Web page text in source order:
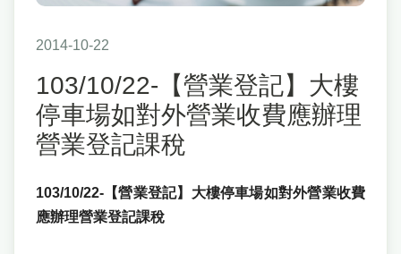
2014-10-22
103/10/22-【營業登記】大樓
停車場如對外營業收費應辦理
營業登記課稅
103/10/22-【營業登記】大樓停車場如對外營業收費
應辦理營業登記課稅